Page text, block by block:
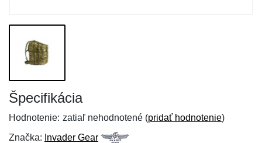
Špecifikácia
Hodnotenie: zatiaľ nehodnotené (pridať hodnotenie)
Značka: Invader Gear